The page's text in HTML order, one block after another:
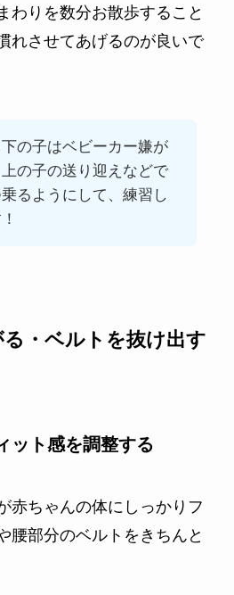
わりを数分お散歩すること
れさせてあげるのが良いで
の子はベビーカー嫌が
の子の送り迎えなどで
るようにして、練習し
・ベルトを抜け出す
ット感を調整する
赤ちゃんの体にしっかりフ
腰部分のベルトをきちんと